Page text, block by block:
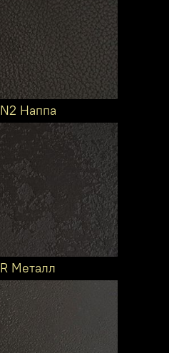
N2 Наппа
R Металл